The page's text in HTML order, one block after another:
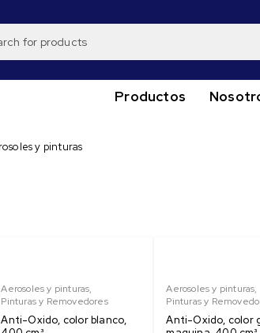
Productos
y pinturas
Aerosoles y pinturas,
Pinturas y Removedores
Anti-Oxido, color blanco,
Aerosoles y pinturas,
Pinturas y
Anti-Oxido, color